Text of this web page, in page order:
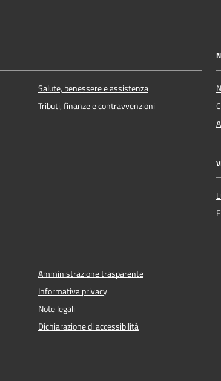
Salute, benessere e assistenza
Tributi, finanze e contravvenzioni
Amministrazione trasparente
Informativa privacy
Note legali
Dichiarazione di accessibilità